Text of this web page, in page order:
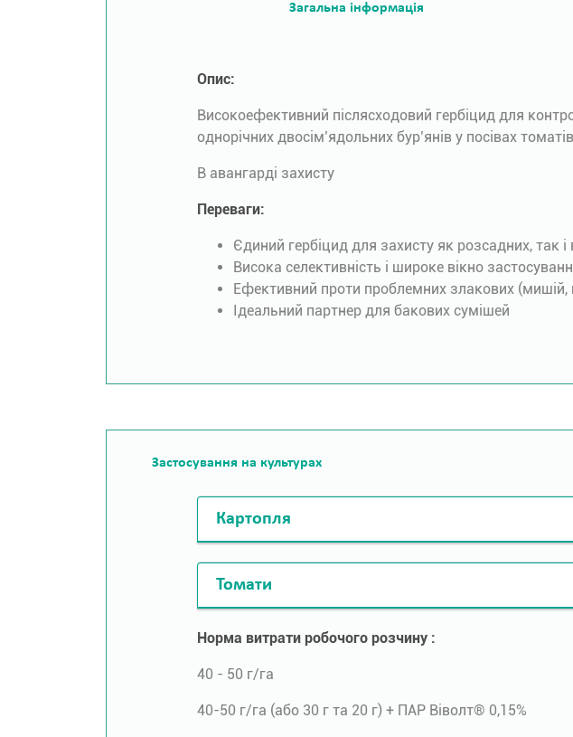
Загальна інформація
Опис:
Високоефективний післясходовий гербіцид для
однорічних двосім’ядольних бур’янів у посівах
В авангарді захисту
Переваги:
Єдиний гербіцид для захисту як розсадних, так і
Висока селективність і широке вікно
Ефективний проти проблемних злакових (мишій,
Ідеальний партнер для бакових сумішей
Застосування на культурах
Картопля
Томати
Норма витрати робочого розчину :
40 - 50 г/га
40­-50 г/га (або 30 г та 20 г) + ПАР Віволт® 0,15%